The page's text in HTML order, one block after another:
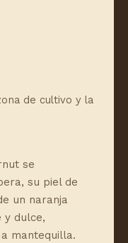
de cultivo y la
se
su piel de
un naranja
y dulce,
mantequilla.